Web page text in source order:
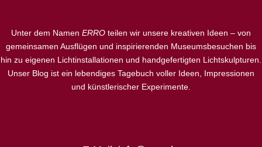
Unter dem Namen ERRO teilen wir unsere kreativen Ideen – von
gemeinsamen Ausflügen und inspirierenden Museumsbesuchen bis
hin zu eigenen Lichtinstallationen und handgefertigten Lichtskulpturen.
Unser Blog ist ein lebendiges Tagebuch voller Ideen, Impressionen
und künstlerischer Experimente.